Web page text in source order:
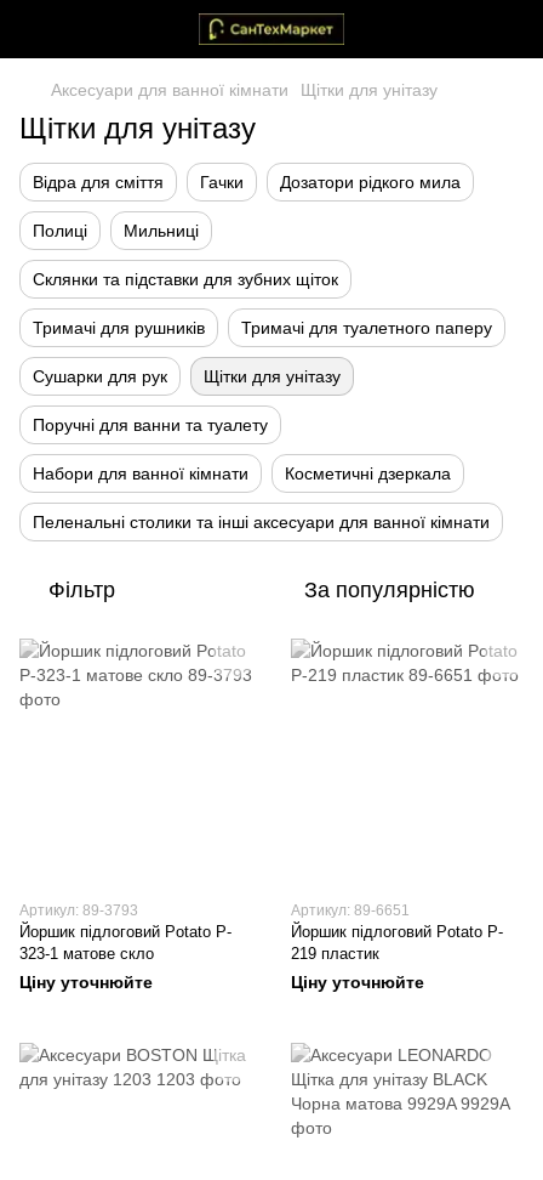
Аксесуари для ванної кімнати Щітки для унітазу
Щітки для унітазу
Відра для сміття Гачки Дозатори рідкого мила
Полиці Мильниці
Склянки та підставки для зубних щіток
Тримачі для рушників Тримачі для туалетного паперу
Сушарки для рук Щітки для унітазу
Поручні для ванни та туалету
Набори для ванної кімнати Косметичні дзеркала
Пеленальні столики та інші аксесуари для ванної кімнати
Фільтр За популярністю
Артикул: 89-3793
Йоршик підлоговий Potato P-
323-1 матове скло
Ціну уточнюйте
Артикул: 89-6651
Йоршик підлоговий Potato P-
219 пластик
Ціну уточнюйте